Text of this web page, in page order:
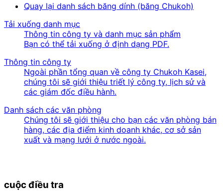
Quay lại danh sách băng dính (băng Chukoh)
Tải xuống danh mục
Thông tin công ty và danh mục sản phẩm
Bạn có thể tải xuống ở định dạng PDF.
Thông tin công ty
Ngoài phần tổng quan về công ty Chukoh Kasei,
chúng tôi sẽ giới thiệu triết lý công ty, lịch sử và
các giám đốc điều hành.
Danh sách các văn phòng
Chúng tôi sẽ giới thiệu cho bạn các văn phòng bán
hàng, các địa điểm kinh doanh khác, cơ sở sản
xuất và mạng lưới ở nước ngoài.
cuộc điều tra